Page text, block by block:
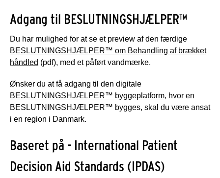
Adgang til BESLUTNINGSHJÆLPER™
Du har mulighed for at se et preview af den færdige
BESLUTNINGSHJÆLPER™ om Behandling af brækket
håndled (pdf), med et påført vandmærke.
Ønsker du at få adgang til den digitale
BESLUTNINGSHJÆLPER™ byggeplatform, hvor en
BESLUTNINGSHJÆLPER™ bygges, skal du være ansat
i en region i Danmark.
Baseret på - International Patient
Decision Aid Standards (IPDAS)